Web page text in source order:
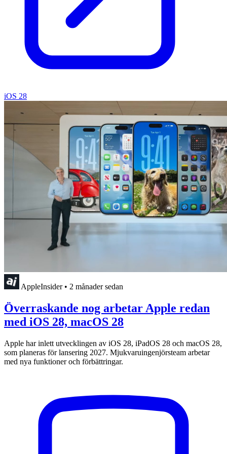
iOS 28
AppleInsider • 2 månader sedan
Överraskande nog arbetar Apple redan
med iOS 28, macOS 28
Apple har inlett utvecklingen av iOS 28, iPadOS 28 och macOS 28,
som planeras för lansering 2027. Mjukvaruingenjörsteam arbetar
med nya funktioner och förbättringar.